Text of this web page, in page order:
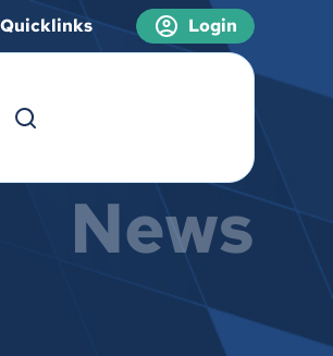
Quicklinks Login
News